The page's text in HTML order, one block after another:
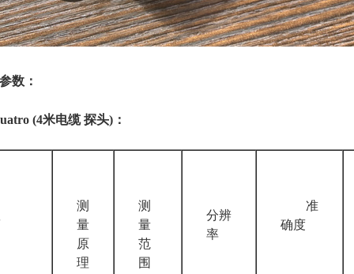
数：
(4米电缆 探头)：
测
量
原
理
测
量
范
围
分辨
率
准
确度